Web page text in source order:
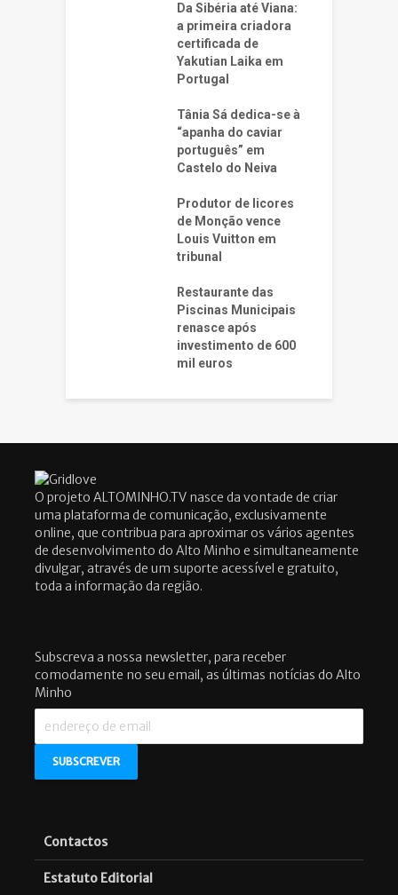
Da Sibéria até Viana:
a primeira criadora
certificada de
Yakutian Laika em
Portugal
Tânia Sá dedica-se à
“apanha do caviar
português” em
Castelo do Neiva
Produtor de licores
de Monção vence
Louis Vuitton em
tribunal
Restaurante das
Piscinas Municipais
renasce após
investimento de 600
mil euros
O projeto ALTOMINHO.TV nasce da vontade de criar
uma plataforma de comunicação, exclusivamente
online, que contribua para aproximar os vários agentes
de desenvolvimento do Alto Minho e simultaneamente
divulgar, através de um suporte acessível e gratuito,
toda a informação da região.
Subscreva a nossa newsletter, para receber
comodamente no seu email, as últimas notícias do Alto
Minho
Contactos
Estatuto Editorial